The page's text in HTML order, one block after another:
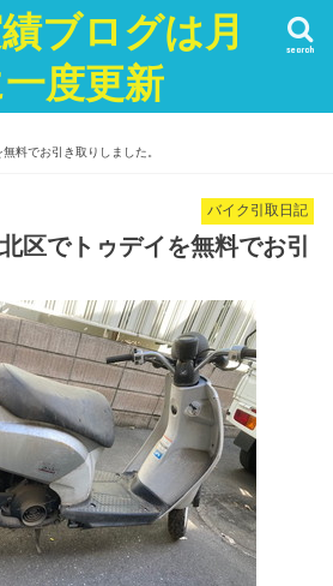
ブログは月
度更新
search
料でお引き取りしました。
バイク引取日記
区でトゥデイを無料でお引